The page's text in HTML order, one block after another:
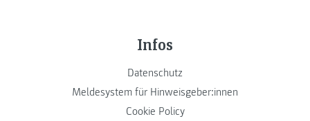
Infos
Datenschutz
Meldesystem für Hinweisgeber:innen
Cookie Policy